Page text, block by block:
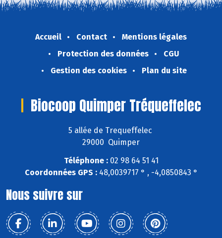
Accueil Contact
Mentions légales
Protection des données
CGU
Gestion des cookies
Plan du site
Biocoop Quimper Tréqueffelec
5 allée de Trequeffelec
29000 Quimper
Téléphone :02 98 64 51 41
Coordonnées GPS :48,0039717 ° , -4,0850843 °
Nous suivre sur